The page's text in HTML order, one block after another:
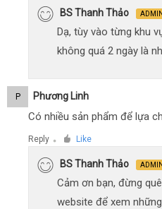
BS Thanh Thảo ADMIN
Dạ, tùy vào từng khu
không quá 2 ngày là
P Phương Linh
Có nhiều sản phẩm để lựa
Reply ● Like
BS Thanh Thảo ADMIN
Cảm ơn bạn, đừng
website để xem